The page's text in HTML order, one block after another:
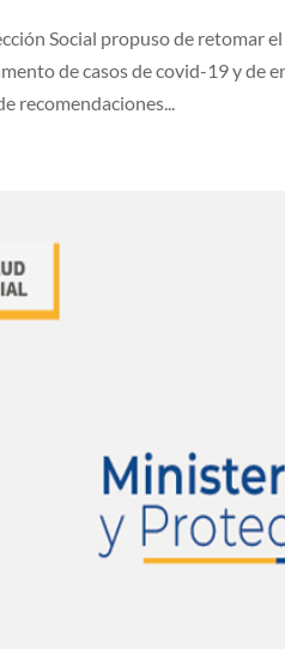
Social propuso de retomar
de casos de covid-19 y de
recomendaciones...